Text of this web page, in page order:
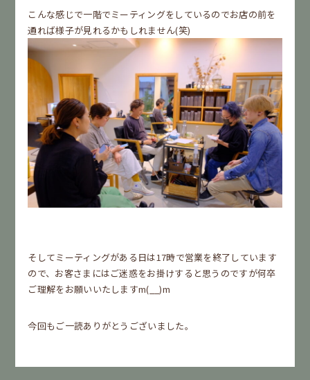
こんな感じで一階でミーティングをしているのでお店の前を
通れば様子が見れるかもしれません(笑)
そしてミーティングがある日は17時で営業を終了しています
ので、お客さまにはご迷惑をお掛けすると思うのですが何卒
ご理解をお願いいたしますm(__)m
今回もご一読ありがとうございました。